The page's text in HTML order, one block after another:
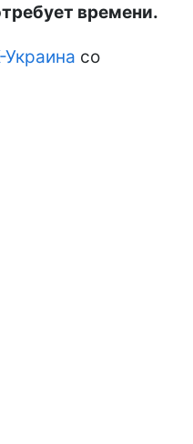
времени.
Украина со